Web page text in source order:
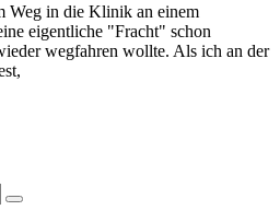
Weg in die Klinik an einem
eigentliche "Fracht" schon
wegfahren wollte. Als ich an der
Suchen